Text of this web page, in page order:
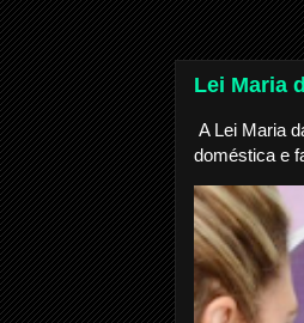
Lei Maria
A Lei Maria
doméstica e